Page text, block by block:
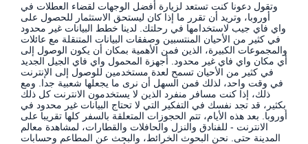
وتقول دعونا كنت تستعد لزيارة أفضل الوجهات لقضاء العطلات في
أوروبا، وتريد أن تقرر ما إذا كان ليستحق الاستثمار للحصول على
واي فاي جيب لاستخدامها في رحلتك. لدينا خطط البيانات غير محدود
في كثير من الأحيان المنتسبين وصفقات البيانات المتنقلة مع عائلات
والمجموعات الكبيرة، الذين فمن الأهمية بمكان أن يكون الوصول إلى
أي مكان واي فاي غير محدود. أجهزة المحمول واي فاي الجيل الجديد
في كثير من الأحيان تسمح لعدة مستخدمين للوصول إلى الإنترنت
في وقت واحد، لذلك فمن السهل أن نرى ما يجعلها شعبية جدا. ومع
ذلك، إذا كنت مسافر منفرد الذين لا يستخدمون الانترنت كل ذلك
بكثير، قد تجد نفسك في التفكير التي لا تحتاج البيانات غير محدود في
أوروبا. بعد هذه الأيام، تتم الحجوزات المتعلقة بالسفر كلها تقريبا على
الانترنت - للفنادق والنزل والحافلات والقطارات، لمشاهدة معالم
المدينة حتى. نحن البحوث الخرائط، والبحث عن المطاعم وحسابات